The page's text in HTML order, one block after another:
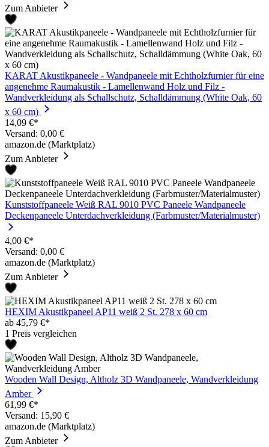
Zum Anbieter
KARAT Akustikpaneele - Wandpaneele mit Echtholzfurnier für eine
angenehme Raumakustik - Lamellenwand Holz und Filz -
Wandverkleidung als Schallschutz, Schalldämmung (White Oak, 60
x 60 cm)
14,09 €*
Versand: 0,00 €
amazon.de (Marktplatz)
Zum Anbieter
Kunststoffpaneele Weiß RAL 9010 PVC Paneele Wandpaneele
Deckenpaneele Unterdachverkleidung (Farbmuster/Materialmuster)
4,00 €*
Versand: 0,00 €
amazon.de (Marktplatz)
Zum Anbieter
HEXIM Akustikpaneel AP11 weiß 2 St. 278 x 60 cm
ab 45,79 €*
1 Preis vergleichen
Wooden Wall Design, Altholz 3D Wandpaneele, Wandverkleidung
Amber
61,99 €*
Versand: 15,90 €
amazon.de (Marktplatz)
Zum Anbieter